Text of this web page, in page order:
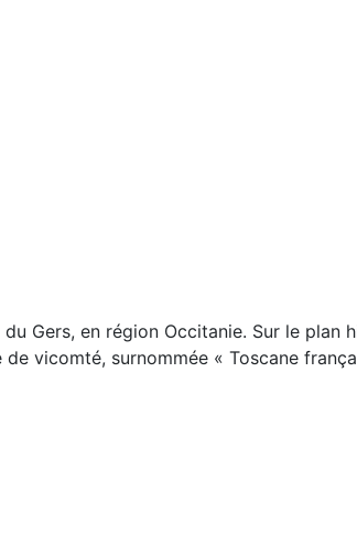
Gers, en région Occitanie. Sur le
vicomté, surnommée « Toscane